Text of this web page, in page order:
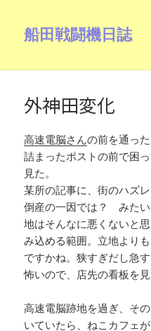
船田戦闘機日誌
外神田変化
高速電脳さんの前を通っ
詰まったポストの前で困
見た。
某所の記事に、街のハズ
倒産の一因では？ みたい
地はそんなに悪くないと
み込める範囲。立地より
ですかね。狭すぎだし急
怖いので、店先の看板を
高速電脳跡地を過ぎ、そ
いていたら、ねこカフェ